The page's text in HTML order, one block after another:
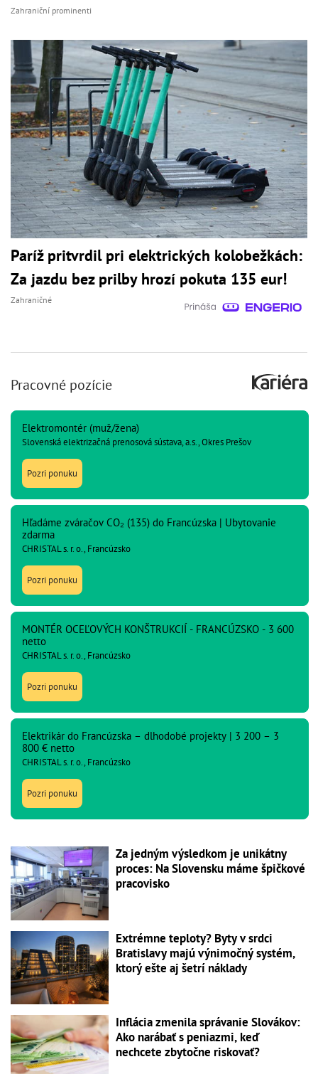
Zahraniční prominenti
Paríž pritvrdil pri elektrických kolobežkách:
Za jazdu bez prilby hrozí pokuta 135 eur!
Zahraničné
Pracovné pozície
Elektromontér (muž/žena)
Slovenská elektrizačná prenosová sústava, a.s., Okres Prešov
Pozri ponuku
Hľadáme zváračov CO₂ (135) do Francúzska | Ubytovanie
zdarma
CHRISTAL s. r. o., Francúzsko
Pozri ponuku
MONTÉR OCEĽOVÝCH KONŠTRUKCIÍ - FRANCÚZSKO - 3 600
netto
CHRISTAL s. r. o., Francúzsko
Pozri ponuku
Elektrikár do Francúzska – dlhodobé projekty | 3 200 – 3
800 € netto
CHRISTAL s. r. o., Francúzsko
Pozri ponuku
Za jedným výsledkom je unikátny
proces: Na Slovensku máme špičkové
pracovisko
Extrémne teploty? Byty v srdci
Bratislavy majú výnimočný systém,
ktorý ešte aj šetrí náklady
Inflácia zmenila správanie Slovákov:
Ako narábať s peniazmi, keď
nechcete zbytočne riskovať?